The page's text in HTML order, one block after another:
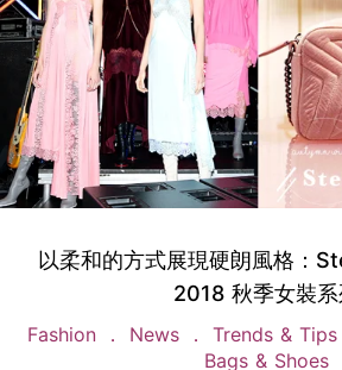
以柔和的方式展現硬朗風格：
2018 秋季女裝系
Fashion News Trends & Tips
Bags & Shoes